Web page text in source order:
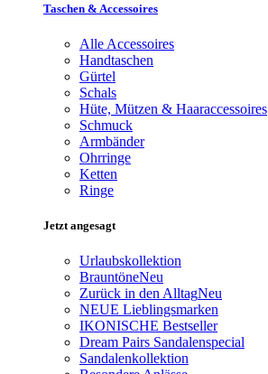
Taschen & Accessoires
Alle Accessoires
Handtaschen
Gürtel
Schals
Hüte, Mützen & Haaraccessoires
Schmuck
Armbänder
Ohrringe
Ketten
Ringe
Jetzt angesagt
Urlaubskollektion
BrauntöneNeu
Zurück in den AlltagNeu
NEUE Lieblingsmarken
IKONISCHE Bestseller
Dream Pairs Sandalenspecial
Sandalenkollektion